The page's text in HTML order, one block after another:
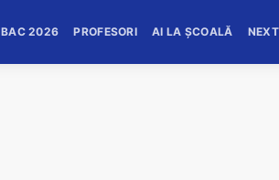
BAC 2026 PROFESORI AI LA ȘCOALĂ